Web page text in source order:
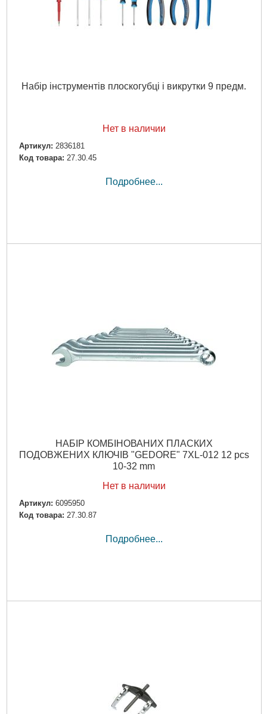
Набір інструментів плоскогубці і викрутки 9 предм.
Нет в наличии
Артикул: 2836181
Код товара: 27.30.45
Подробнее...
НАБІР КОМБІНОВАНИХ ПЛАСКИХ
ПОДОВЖЕНИХ КЛЮЧІВ "GEDORE" 7XL-012 12 pcs
10-32 mm
Нет в наличии
Артикул: 6095950
Код товара: 27.30.87
Подробнее...